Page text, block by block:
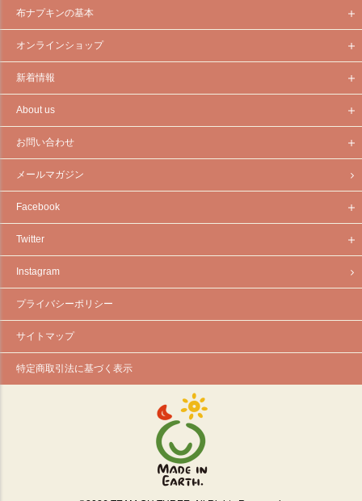
布ナプキンの基本
オンラインショップ
新着情報
About us
お問い合わせ
メールマガジン
Facebook
Twitter
Instagram
プライバシーポリシー
サイトマップ
特定商取引法に基づく表示